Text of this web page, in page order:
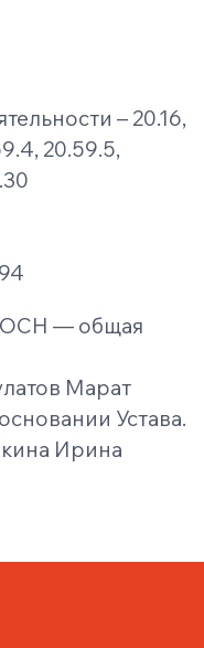
– 20.16,
20.59.5,
ОСН — общая
Марат
Устава.
Ирина